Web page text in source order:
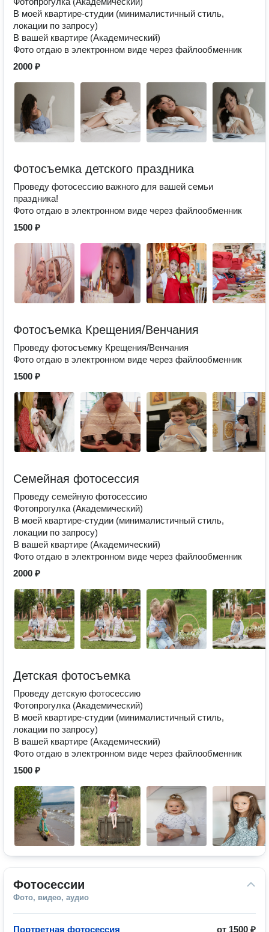
В моей квартире-студии (минималистичный стиль,
локации по запросу)
В вашей квартире (Академический)
Фото отдаю в электронном виде через файлообменник
2000 ₽
Фотосъемка детского праздника
Проведу фотосессию важного для вашей семьи
праздника!
Фото отдаю в электронном виде через файлообменник
1500 ₽
Фотосъемка Крещения/Венчания
Проведу фотосъемку Крещения/Венчания
Фото отдаю в электронном виде через файлообменник
1500 ₽
Семейная фотосессия
Проведу семейную фотосессию
Фотопрогулка (Академический)
В моей квартире-студии (минималистичный стиль,
локации по запросу)
В вашей квартире (Академический)
Фото отдаю в электронном виде через файлообменник
2000 ₽
Детская фотосъемка
Проведу детскую фотосессию
Фотопрогулка (Академический)
В моей квартире-студии (минималистичный стиль,
локации по запросу)
В вашей квартире (Академический)
Фото отдаю в электронном виде через файлообменник
1500 ₽
Фотосессии
Фото, видео, аудио
от 1500 ₽
Портретная фотосессия